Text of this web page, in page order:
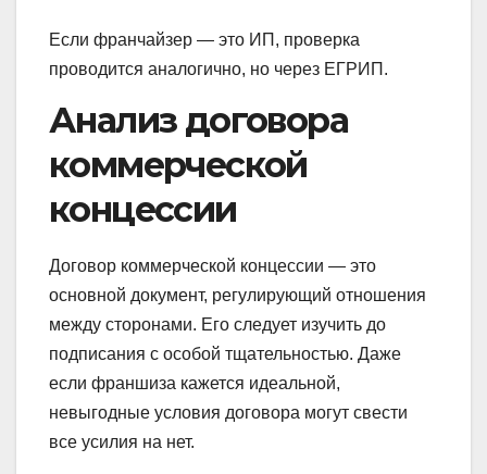
Если франчайзер — это ИП, проверка
проводится аналогично, но через ЕГРИП.
Анализ договора
коммерческой
концессии
Договор коммерческой концессии — это
основной документ, регулирующий отношения
между сторонами. Его следует изучить до
подписания с особой тщательностью. Даже
если франшиза кажется идеальной,
невыгодные условия договора могут свести
все усилия на нет.